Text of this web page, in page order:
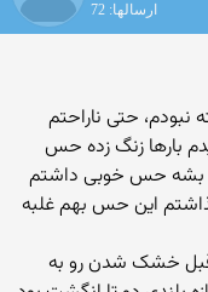
ارسالها: 72
حتی ناراحتم
بارها زنگ زده حس
بشه حس خوبی داشتم
این حس بهم غلبه
قبل خشک شدن رو به